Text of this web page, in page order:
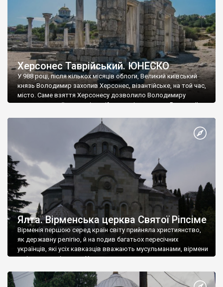
Херсонес Таврійський. ЮНЕСКО
У 988 році, після кількох місяців облоги, Великий київський
князь Володимир захопив Херсонес, візантійське, на той час,
місто. Саме взяття Херсонесу дозволило Володимиру
диктувати свої умови візантійському імператору Василю ІІ, та
Херсонесі Володимир-язичник, став Василем-християнином.
А потім було Хрещення Русі. На честь Херсонесу Таврійського
Ялта. Вірменська церква Святої Ріпсіме
Вірменія першою серед країн світу прийняла християнство,
як державну релігію, й на подив багатьох пересічних
українців, які усіх кавказців вважають мусульманами, вірмени
є відданими вірянами Христа